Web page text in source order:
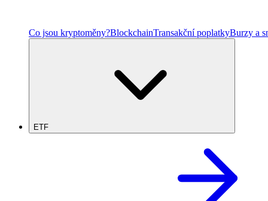
Co jsou kryptoměny?BlockchainTransakční poplatkyBurzy a
ETF